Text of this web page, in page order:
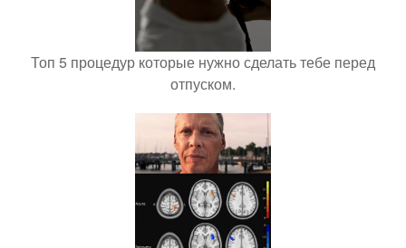
Топ 5 процедур которые нужно сделать тебе перед
отпуском.